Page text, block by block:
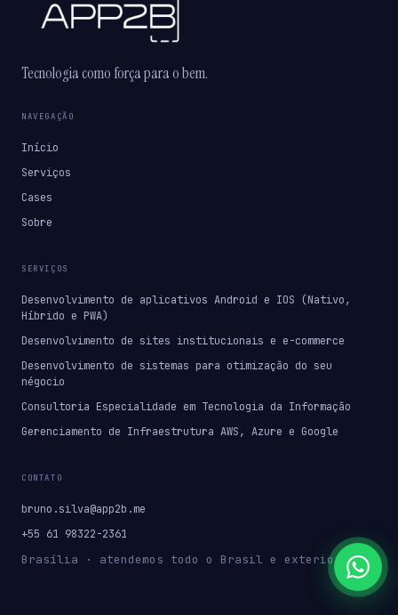
Tecnologia como força para o bem.
NAVEGAÇÃO
Início
Serviços
Cases
Sobre
SERVIÇOS
Desenvolvimento de aplicativos Android e IOS (Nativo,
Híbrido e PWA)
Desenvolvimento de sites institucionais e e-commerce
Desenvolvimento de sistemas para otimização do seu
négocio
Consultoria Especialidade em Tecnologia da Informação
Gerenciamento de Infraestrutura AWS, Azure e Google
CONTATO
bruno.silva@app2b.me
+55 61 98322-2361
Brasília · atendemos todo o Brasil e exterior